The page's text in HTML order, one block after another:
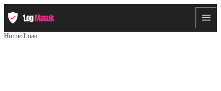
Home›Loan